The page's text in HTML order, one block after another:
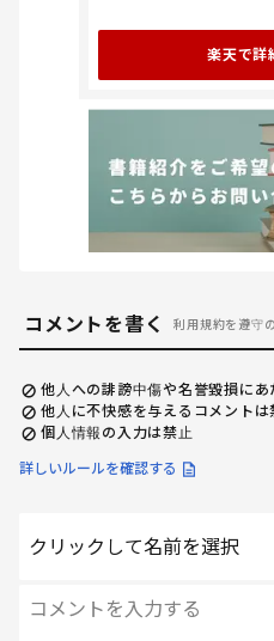
楽天で詳
コメントを書く 利用規約を遵守
他人への誹謗中傷や名誉毀損にあ
他人に不快感を与えるコメントは
個人情報の入力は禁止
詳しいルールを確認する
クリックして名前を選択